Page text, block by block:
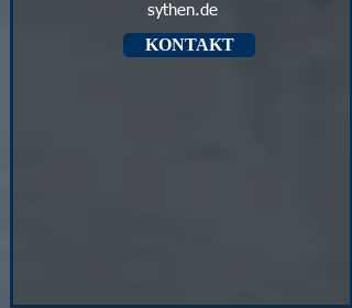
sythen.de
KONTAKT